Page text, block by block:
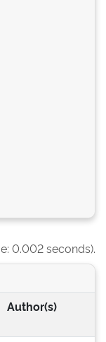
0.002 seconds).
Author(s)